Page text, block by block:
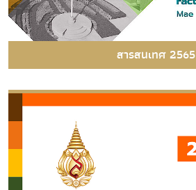
สารสนเทศ 2565